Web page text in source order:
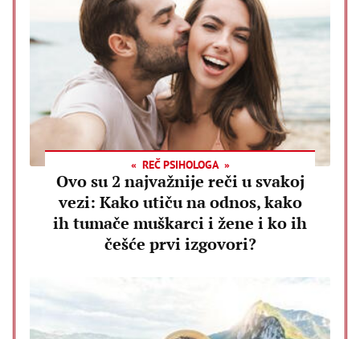
REČ PSIHOLOGA
Ovo su 2 najvažnije reči u svakoj
vezi: Kako utiču na odnos, kako
ih tumače muškarci i žene i ko ih
češće prvi izgovori?